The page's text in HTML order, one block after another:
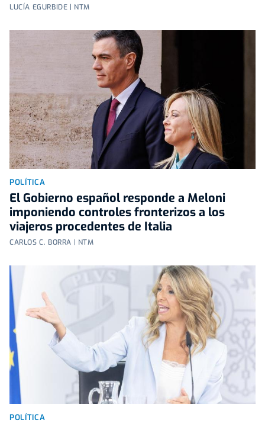
LUCÍA EGURBIDE | NTM
POLÍTICA
El Gobierno español responde a Meloni
imponiendo controles fronterizos a los
viajeros procedentes de Italia
CARLOS C. BORRA | NTM
POLÍTICA